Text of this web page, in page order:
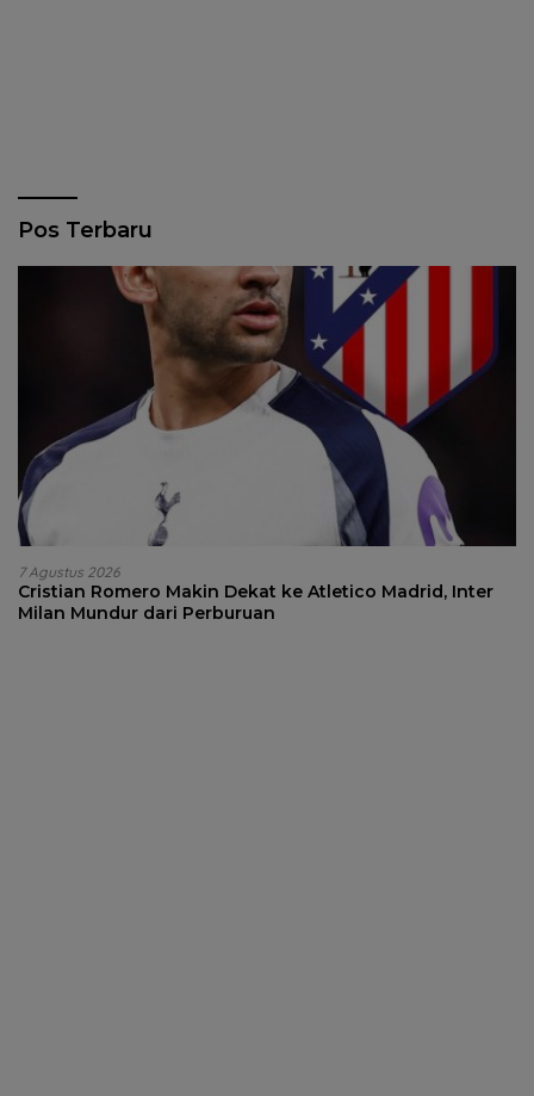
Pos Terbaru
7 Agustus 2026
Cristian Romero Makin Dekat ke Atletico Madrid, Inter
Milan Mundur dari Perburuan